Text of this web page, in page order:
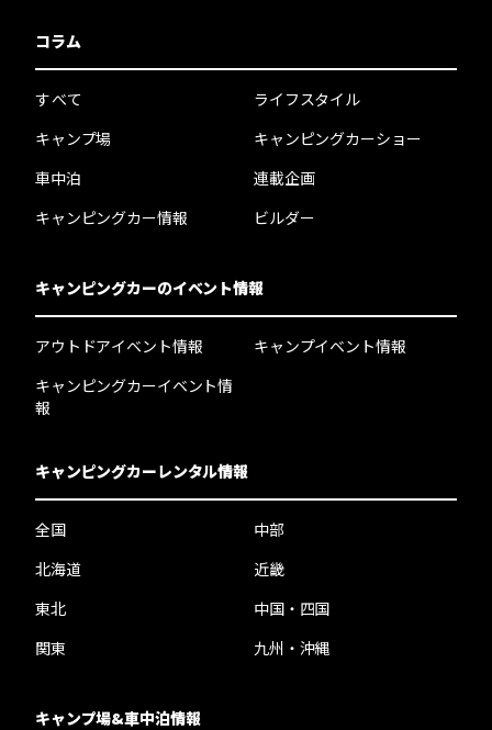
コラム
すべて
キャンプ場
車中泊
キャンピングカー情報
ライフスタイル
キャンピングカーショー
連載企画
ビルダー
キャンピングカーのイベント情報
アウトドアイベント情報
キャンピングカーイベント情
報
キャンプイベント情報
キャンピングカーレンタル情報
全国
北海道
東北
関東
中部
近畿
中国・四国
九州・沖縄
キャンプ場&車中泊情報